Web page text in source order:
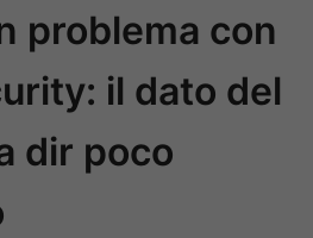
problema con
il dato del
dir poco